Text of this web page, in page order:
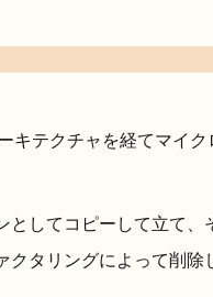
キテクチャを経てマイ
としてコピーして立て
タリングによって削除